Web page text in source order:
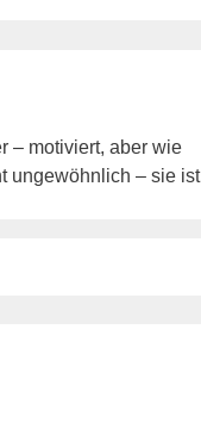
– motiviert, aber wie
ungewöhnlich – sie ist